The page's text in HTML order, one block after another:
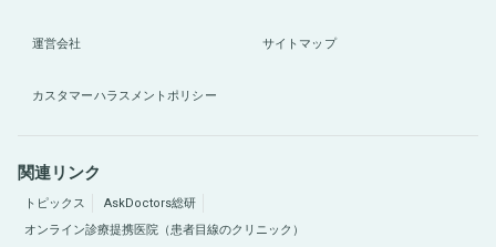
運営会社 サイトマップ
カスタマーハラスメントポリシー
関連リンク
トピックス
AskDoctors総研
オンライン診療提携医院（患者目線のクリニック）